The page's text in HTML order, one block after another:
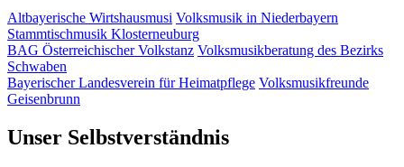
Altbayerische Wirtshausmusi Volksmusik in Niederbayern
Stammtischmusik Klosterneuburg
BAG Österreichischer Volkstanz Volksmusikberatung des Bezirks
Schwaben
Bayerischer Landesverein für Heimatpflege Volksmusikfreunde
Geisenbrunn
Unser Selbstverständnis